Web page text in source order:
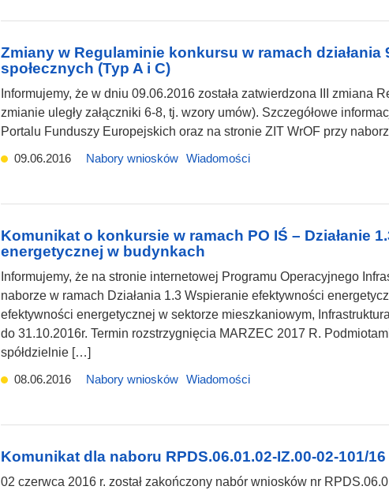
Zmiany w Regulaminie konkursu w ramach
społecznych (Typ A i C)
Informujemy, że w dniu 09.06.2016 została zatwierdzona III zmiana
zmianie uległy załączniki 6-8, tj. wzory umów). Szczegółowe
Portalu Funduszy Europejskich oraz na stronie ZIT WrOF przy
09.06.2016
Nabory wniosków Wiadomości
Komunikat o konkursie w ramach PO IŚ – Działanie
energetycznej w budynkach
Informujemy, że na stronie internetowej Programu Operacyjnego
naborze w ramach Działania 1.3 Wspieranie efektywności
efektywności energetycznej w sektorze mieszkaniowym,
do 31.10.2016r. Termin rozstrzygnięcia MARZEC 2017 R.
spółdzielnie […]
08.06.2016
Nabory wniosków Wiadomości
Komunikat dla naboru RPDS.06.01.02-IZ.00-02-101/16
02 czerwca 2016 r. został zakończony nabór wniosków nr